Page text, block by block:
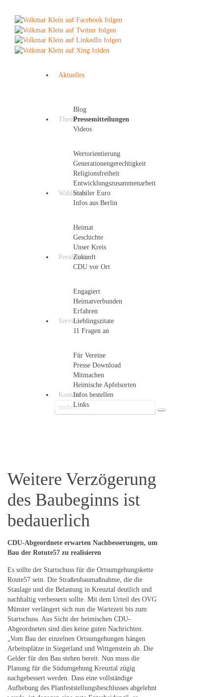
Aktuelles
Blog
Pressemitteilungen
Videos
Themen
Wertorientierung
Generationengerechtigkeit
Religionsfreiheit
Entwicklungszusammenarbeit
Stabiler Euro
Infos aus Berlin
Wahlkreis
Heimat
Geschichte
Unser Kreis
Zukunft
CDU vor Ort
Persönlich
Engagiert
Heimatverbunden
Erfahren
Lieblingszitate
11 Fragen an
Service
Für Vereine
Presse Download
Mitmachen
Heimische Apfelsorten
Infos bestellen
Links
Kontakt
Weitere Verzögerung
des Baubeginns ist
bedauerlich
CDU-Abgeordnete erwarten Nachbesserungen, um
Bau der Rotute57 zu realisieren
Es sollte der Startschuss für die Ortsumgehungskette
Route57 sein. Die Straßenbaumaßnahme, die die
Staulage und die Belastung in Kreuztal deutlich und
nachhaltig verbessern sollte. Mit dem Urteil des OVG
Münster verlängert sich nun die Wartezeit bis zum
Startschuss. Aus Sicht der heimischen CDU-
Abgeordneten sind dies keine guten Nachrichten.
„Vom Bau der einzelnen Ortsumgehungen hängen
Arbeitsplätze in Siegerland und Wittgenstein ab. Die
Gelder für den Bau stehen bereit. Nun muss die
Planung für die Südumgehung Kreuztal zügig
nachgebessert werden. Dass eine vollständige
Aufhebung des Planfeststellungsbeschlusses abgelehnt